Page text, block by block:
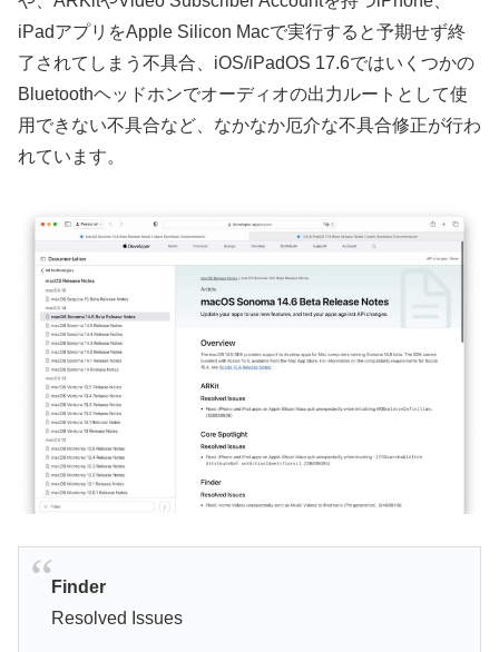
iPadアプリをApple Silicon Macで実行すると予期せず終
了されてしまう不具合、iOS/iPadOS 17.6ではいくつかの
Bluetoothヘッドホンでオーディオの出力ルートとして使
用できない不具合など、なかなか厄介な不具合修正が行わ
れています。
Finder
Resolved Issues